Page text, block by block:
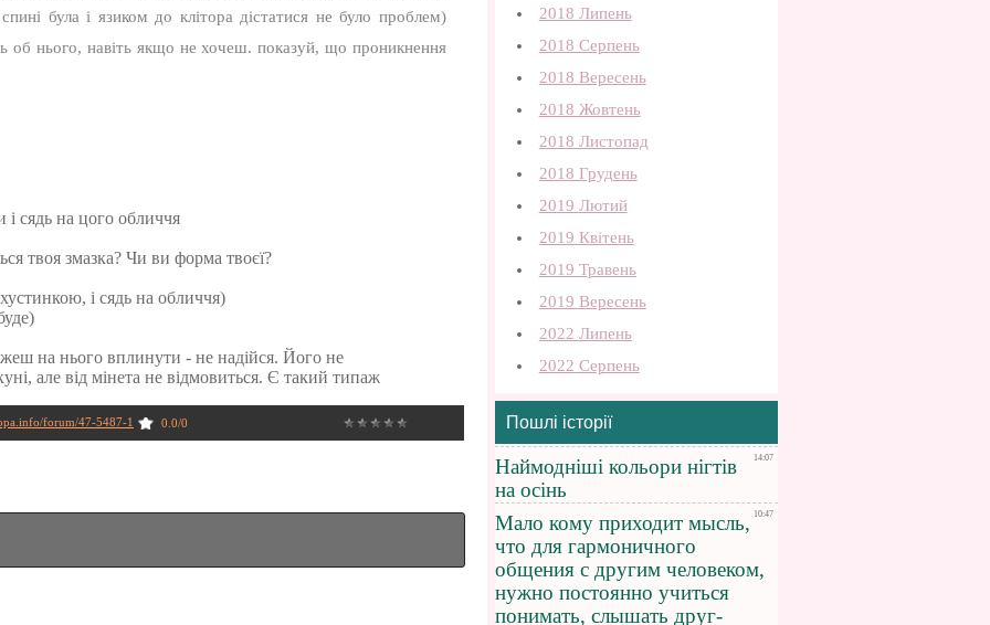
була і язиком до клітора дістатися не було проблем)
об нього, навіть якщо не хочеш. показуй, що проникнення
і сядь на цого обличчя
твоя змазка? Чи ви форма твоєї?
і сядь на обличчя)
на нього вплинути - не надійся. Його не
але від мінета не відмовиться. Є такий типаж
forum/47-5487-1 0.0/0
2018 Липень
2018 Серпень
2018 Вересень
2018 Жовтень
2018 Листопад
2018 Грудень
2019 Лютий
2019 Квітень
2019 Травень
2019 Вересень
2022 Липень
2022 Серпень
Пошлі історії